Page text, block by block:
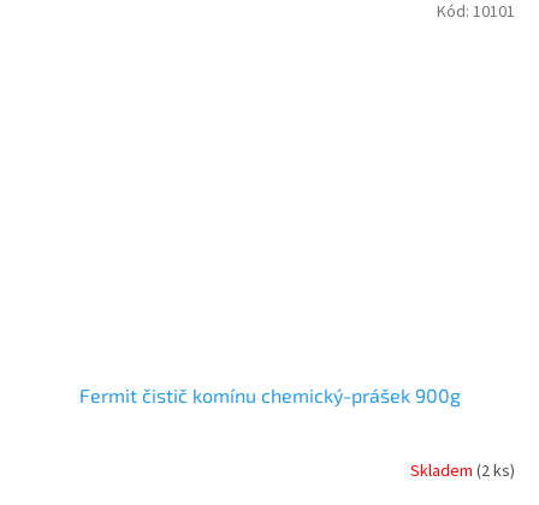
Fermit čistič komínu chemický-prášek 900g
Skladem (2 ks)
Kód: 10101